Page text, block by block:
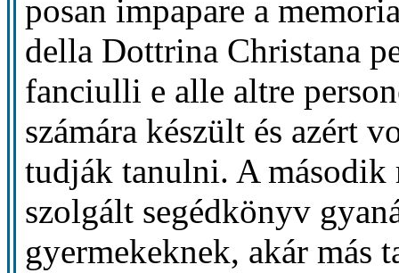
posan impapare a
della Dottrina Christana
fanciulli e alle altre
számára készült és azért
tudják tanulni. A második
szolgált segédkönyv
gyermekeknek, akár más